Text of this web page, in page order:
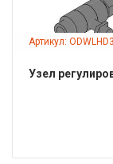
Артикул: ODWLHD3
Узел